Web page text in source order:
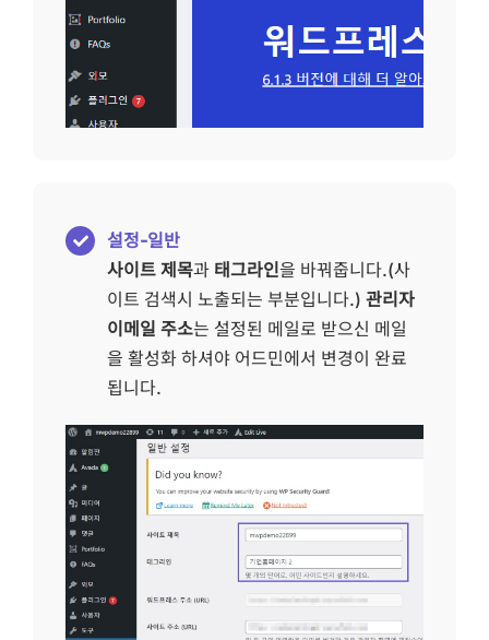
설정-일반
사이트 제목과 태그라인을 바꿔줍니다.(사
이트 검색시 노출되는 부분입니다.)관리자
이메일 주소는 설정된 메일로 받으신 메일
을 활성화 하셔야 어드민에서 변경이 완료
됩니다.